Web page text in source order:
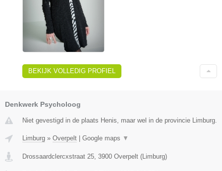
BEKIJK VOLLEDIG PROFIEL
Denkwerk Psycholoog
Niet gevestigd in de plaats Henis, maar wel in de provincie Limburg.
Limburg » Overpelt Google maps ▼
Drossaardclercxstraat 25, 3900 Overpelt (Limburg)